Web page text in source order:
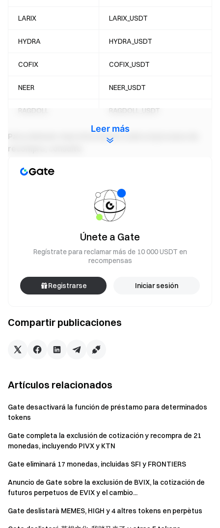
LARIX LARIX_USDT
HYDRA HYDRA_USDT
COFIX COFIX_USDT
NEER NEER_USDT
RAGDOLL RAGDOLL_USDT
Para obtener más información sobre el proceso de
recompra, consulte
Gate deslistará 11 monedas, incluyendo SPEX y RAZOR
Tenga en cuenta que Gate ya no admite depósitos y
servicios de negociación de los tokens mencionados
detendrá pronto. Después de que el servicio se detenga, el
activo será deslistado de la billetera. Para evitar afectar el
uso de su activo, por favor retirelo lo antes posible.
Retirar SPEX:
https://www.gate.com/myaccount/withdraw/SPEX
https://www.gate.com/myaccount/withdraw/RAZOR
https://www.gate.com/myaccount/withdraw/CART
Retirar ALITA:
Retirar HC:
Retirar GMPD:
https://www.gate.com/myaccount/withdraw/GMPD
Retirar LCI:
https://www.gate.com/myaccount/withdraw/LCI
https://www.gate.com/myaccount/withdraw/LARIX
Retirar HYDRA:
https://www.gate.com/myaccount/withdraw/HYDRA
https://www.gate.com/myaccount/withdraw/COFIX
Leer más
Compartir publicaciones
Únete a Gate
Regístrate para reclamar más de 10 000 USDT en
recompensas
Registrarse Iniciar sesión
Artículos relacionados
Gate desactivará la función de préstamo para determinados
tokens
Gate completa la exclusión de cotización y recompra de 21
monedas, incluyendo PIVX y KTN
Gate eliminará 17 monedas, incluidas SFI y FRONTIERS
Anuncio de Gate sobre la exclusión de BVIX, la cotización de
futuros perpetuos de EVIX y el cambio...
Gate deslistarà MEMES, HIGH y 4 altres tokens en perpètus